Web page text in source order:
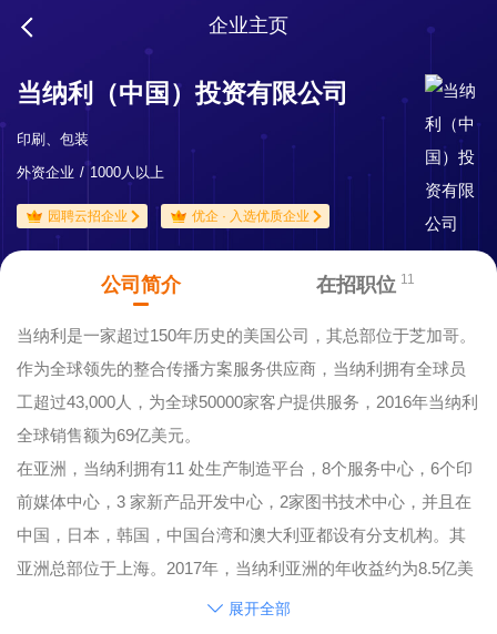
企业主页
当纳利（中国）投资有限公司
印刷、包装
外资企业
1000人以上
园聘云招企业 优企 · 入选优质企业
公司简介 在招职位 11
当纳利是一家超过150年历史的美国公司，其总部位于芝加哥。
作为全球领先的整合传播方案服务供应商，当纳利拥有全球员
工超过43,000人，为全球50000家客户提供服务，2016年当纳利
全球销售额为69亿美元。
在亚洲，当纳利拥有11 处生产制造平台，8个服务中心，6个印
前媒体中心，3 家新产品开发中心，2家图书技术中心，并且在
中国，日本，韩国，中国台湾和澳大利亚都设有分支机构。其
亚洲总部位于上海。2017年，当纳利亚洲的年收益约为8.5亿美
元，其员工总数超过1万人。 展开全部